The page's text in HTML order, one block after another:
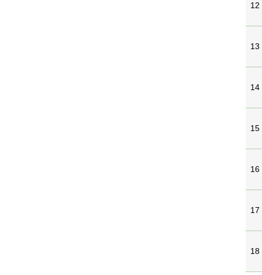
12
13
14
15
16
17
18